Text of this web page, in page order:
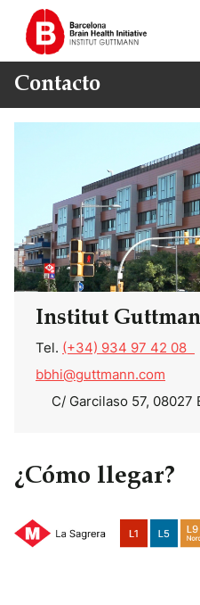
Contacto
Institut
Tel. (+34) 934 97 42 08
bbhi@guttmann.com
C/ Garcilaso 57, 08027
¿Cómo llegar?